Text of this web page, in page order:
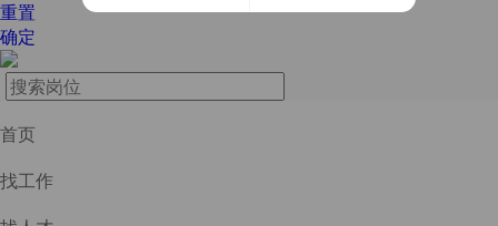
重置
确定
首页
找工作